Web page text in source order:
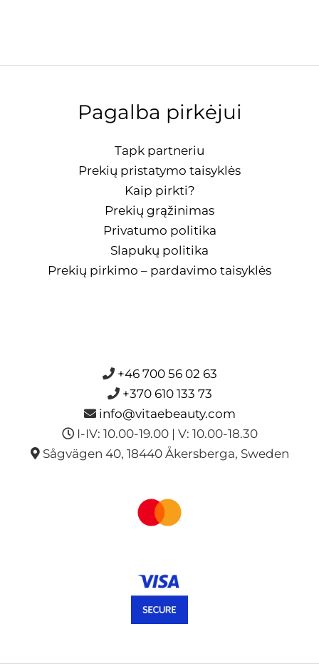
Pagalba pirkėjui
Tapk partneriu
Prekių pristatymo taisyklės
Kaip pirkti?
Prekių grąžinimas
Privatumo politika
Slapukų politika
Prekių pirkimo – pardavimo taisyklės
+46 700 56 02 63
+370 610 133 73
info@vitaebeauty.com
I-IV: 10.00-19.00 | V: 10.00-18.30
Sågvägen 40, 18440 Åkersberga, Sweden